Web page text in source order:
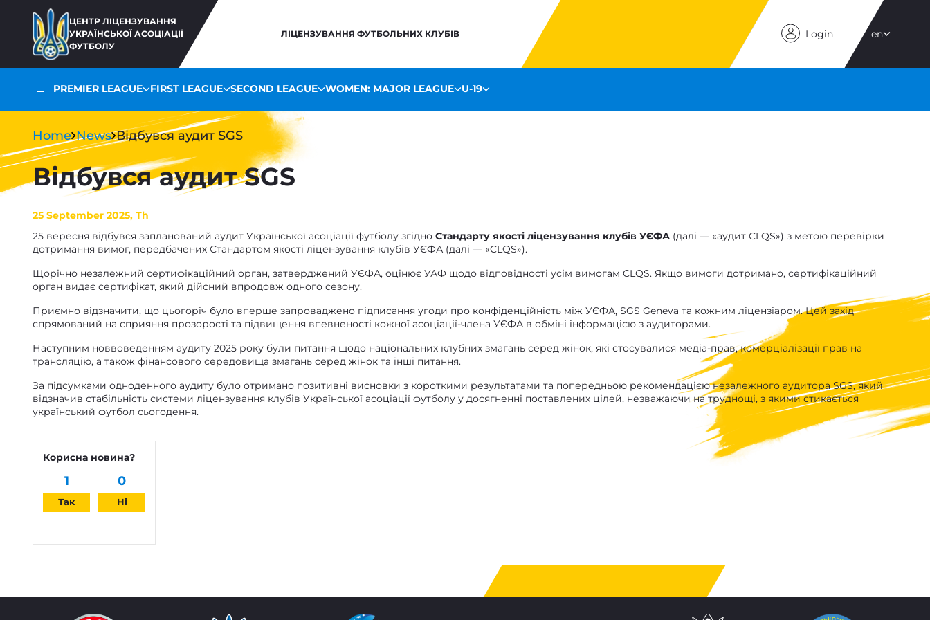
ЦЕНТР ЛІЦЕНЗУВАННЯ
УКРАЇНСЬКОЇ АСОЦІАЦІЇ
ФУТБОЛУ
ЛІЦЕНЗУВАННЯ ФУТБОЛЬНИХ КЛУБІВ Login en
PREMIER LEAGUE FIRST LEAGUE SECOND LEAGUE WOMEN: MAJOR LEAGUE U-19
Home News Відбувся аудит SGS
Відбувся аудит SGS
25 September 2025, Th
25 вересня відбувся запланований аудит Української асоціації футболу згідно Стандарту якості ліцензування клубів УЄФА (далі — «аудит CLQS») з метою перевірки
дотримання вимог, передбачених Стандартом якості ліцензування клубів УЄФА (далі — «CLQS»).
Щорічно незалежний сертифікаційний орган, затверджений УЄФА, оцінює УАФ щодо відповідності усім вимогам CLQS. Якщо вимоги дотримано, сертифікаційний
орган видає сертифікат, який дійсний впродовж одного сезону.
Приємно відзначити, що цьогоріч було вперше запроваджено підписання угоди про конфіденційність між УЄФА, SGS Geneva та кожним ліцензіаром. Цей захід
спрямований на сприяння прозорості та підвищення впевненості кожної асоціації-члена УЄФА в обміні інформацією з аудиторами.
Наступним новвоведенням аудиту 2025 року були питання щодо національних клубних змагань серед жінок, які стосувалися медіа-прав, комерціалізації прав на
трансляцію, а також фінансового середовища змагань серед жінок та інші питання.
За підсумками одноденного аудиту було отримано позитивні висновки з короткими результатами та попередньою рекомендацією незалежного аудитора SGS, який
відзначив стабільність системи ліцензування клубів Української асоціації футболу у досягненні поставлених цілей, незважаючи на труднощі, з якими стикається
український футбол сьогодення.
Корисна новина?
1
Так
0
Ні